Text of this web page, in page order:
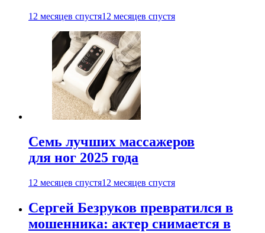
12 месяцев спустя12 месяцев спустя
Семь лучших массажеров
для ног 2025 года
12 месяцев спустя12 месяцев спустя
Сергей Безруков превратился в
мошенника: актер снимается в